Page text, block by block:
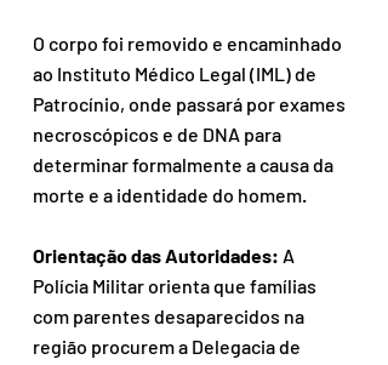
O corpo foi removido e encaminhado
ao Instituto Médico Legal (IML) de
Patrocínio, onde passará por exames
necroscópicos e de DNA para
determinar formalmente a causa da
morte e a identidade do homem.
Orientação das Autoridades: A
Polícia Militar orienta que famílias
com parentes desaparecidos na
região procurem a Delegacia de